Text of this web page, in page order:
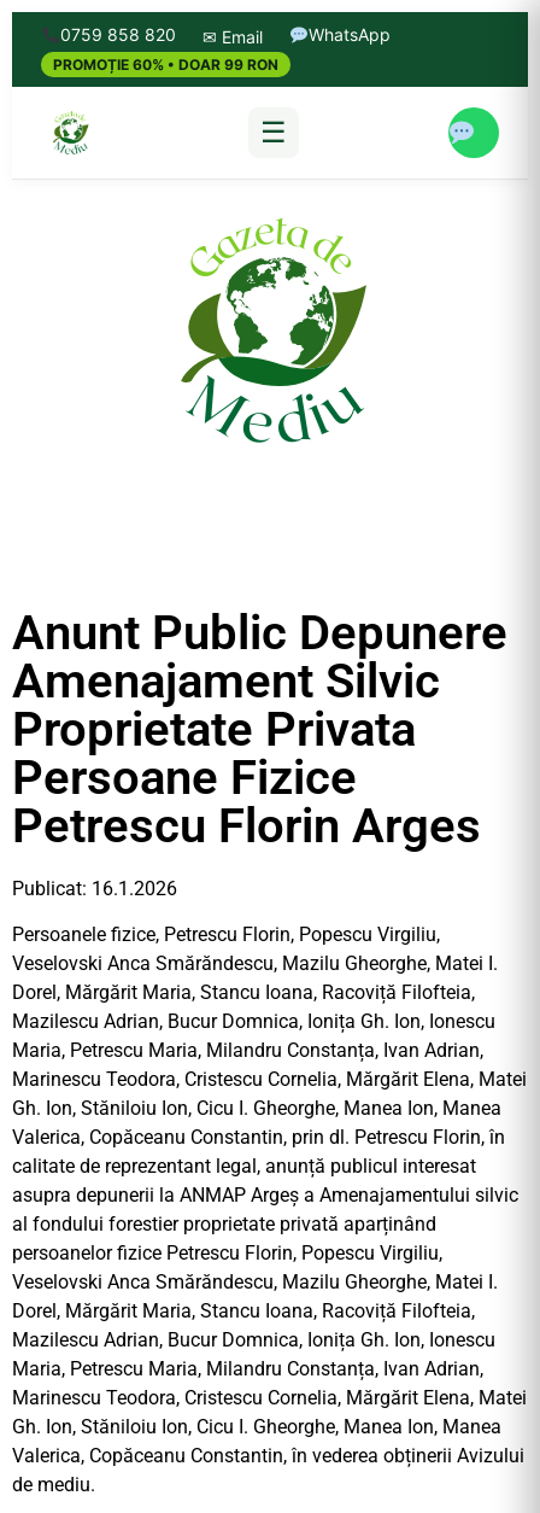
0759 858 820 ✉ Email WhatsApp
PROMOȚIE 60% • DOAR 99 RON
☰
Anunt Public Depunere
Amenajament Silvic
Proprietate Privata
Persoane Fizice
Petrescu Florin Arges
Publicat: 16.1.2026
Persoanele fizice, Petrescu Florin, Popescu Virgiliu,
Veselovski Anca Smărăndescu, Mazilu Gheorghe, Matei I.
Dorel, Mărgărit Maria, Stancu Ioana, Racoviță Filofteia,
Mazilescu Adrian, Bucur Domnica, Ionița Gh. Ion, Ionescu
Maria, Petrescu Maria, Milandru Constanța, Ivan Adrian,
Marinescu Teodora, Cristescu Cornelia, Mărgărit Elena, Matei
Gh. Ion, Stăniloiu Ion, Cicu I. Gheorghe, Manea Ion, Manea
Valerica, Copăceanu Constantin, prin dl. Petrescu Florin, în
calitate de reprezentant legal, anunță publicul interesat
asupra depunerii la ANMAP Argeș a Amenajamentului silvic
al fondului forestier proprietate privată aparținând
persoanelor fizice Petrescu Florin, Popescu Virgiliu,
Veselovski Anca Smărăndescu, Mazilu Gheorghe, Matei I.
Dorel, Mărgărit Maria, Stancu Ioana, Racoviță Filofteia,
Mazilescu Adrian, Bucur Domnica, Ionița Gh. Ion, Ionescu
Maria, Petrescu Maria, Milandru Constanța, Ivan Adrian,
Marinescu Teodora, Cristescu Cornelia, Mărgărit Elena, Matei
Gh. Ion, Stăniloiu Ion, Cicu I. Gheorghe, Manea Ion, Manea
Valerica, Copăceanu Constantin, în vederea obținerii Avizului
de mediu.